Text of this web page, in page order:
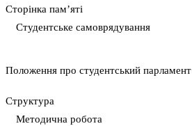
Сторінка пам’яті
Студентське самоврядування
Положення про студентський парламент
Cтруктура
Методична робота